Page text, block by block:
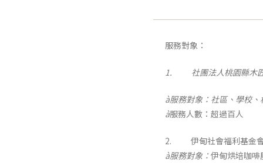
服務對象：
1. 社團法人桃園縣木
à服務對象：社區、學校
à服務人數：超過百人
2. 伊甸社會福利基金
à服務對象：伊甸烘培咖啡